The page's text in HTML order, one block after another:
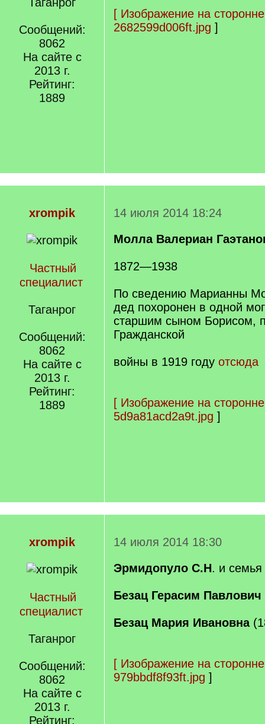
Сообщений:
8062
На сайте с
2013 г.
Рейтинг:
1889
[ Изображение на
2682599d006ft.jpg ]
xrompik
Частный
специалист
Таганрог
Сообщений:
8062
На сайте с
2013 г.
Рейтинг:
1889
14 июля 2014 18:24
Молла Валериан
1872—1938
По сведению Марианны
дед похоронен в одной
старшим сыном Борисом,
Гражданской
войны в 1919 году отсюда
[ Изображение на
5d9a81acd2a9t.jpg ]
xrompik
Частный
специалист
Таганрог
Сообщений:
8062
На сайте с
2013 г.
Рейтинг:
14 июля 2014 18:30
Эрмидопуло С.Н. и семья
Безац Герасим Павлович
Безац Мария Ивановна
[ Изображение на
979bbdf8f93ft.jpg ]